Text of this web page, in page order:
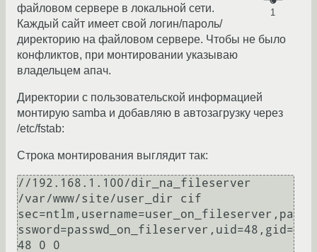
1
файловом сервере в локальной сети.
Каждый сайт имеет свой логин/пароль/
директорию на файловом сервере. Чтобы не было
конфликтов, при монтировании указываю
владельцем апач.
Директории с пользовательской информацией
монтирую samba и добавляю в автозагрузку через
/etc/fstab:
Строка монтирования выглядит так:
//192.168.1.100/dir_na_fileserver
/var/www/site/user_dir cif
sec=ntlm,username=user_on_fileserver,pa
ssword=passwd_on_fileserver,uid=48,gid=
48 0 0